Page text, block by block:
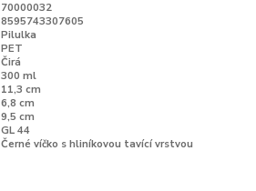
70000032
8595743307605
Pilulka
PET
Čirá
300 ml
11,3 cm
6,8 cm
9,5 cm
GL 44
Černé víčko s hliníkovou tavící vrstvou